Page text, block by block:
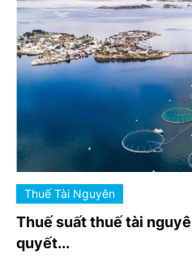
Thuế Tài Nguyên
Thuế suất thuế tài
quyết...